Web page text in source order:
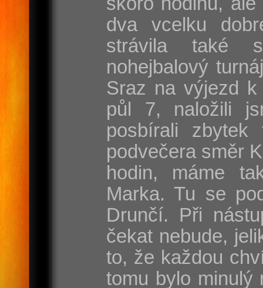
dva vcelku
strávila také
nohejbalový
Sraz na výjezd
půl 7, naložili
posbírali
podvečera směr
hodin, máme
Marka. Tu se
Drunčí. Při
čekat nebude,
to, že každou
tomu bylo minulý